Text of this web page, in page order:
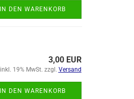
IN DEN WARENKORB
3,00 EUR
inkl. 19% MwSt. zzgl. Versand
IN DEN WARENKORB